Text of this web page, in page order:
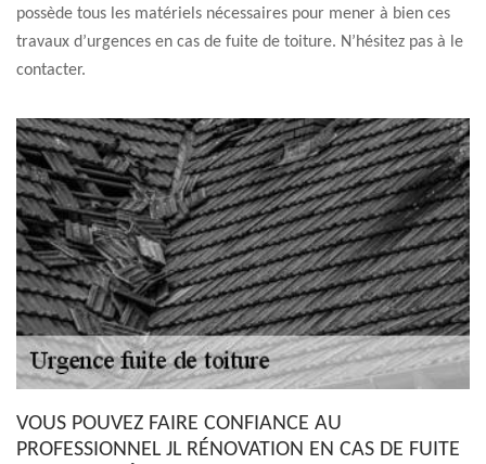
possède tous les matériels nécessaires pour mener à bien ces
travaux d’urgences en cas de fuite de toiture. N’hésitez pas à le
contacter.
VOUS POUVEZ FAIRE CONFIANCE AU
PROFESSIONNEL JL RÉNOVATION EN CAS DE FUITE